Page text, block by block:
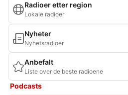
Radioer etter region
Lokale radioer
Nyheter
Nyhetsradioer
Anbefalt
Liste over de beste radioene
Podcasts